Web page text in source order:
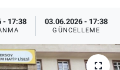
- 17:38 03.06.2026 - 17:38
GÜNCELLEME